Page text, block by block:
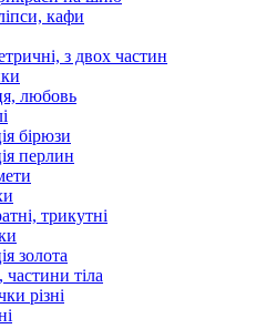
кафи
з двох частин
любовь
бірюзи
перлин
трикутні
золота
тіла
різні